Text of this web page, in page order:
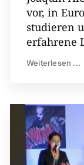
vor, in
studieren
erfahrene
Weiterlesen ...